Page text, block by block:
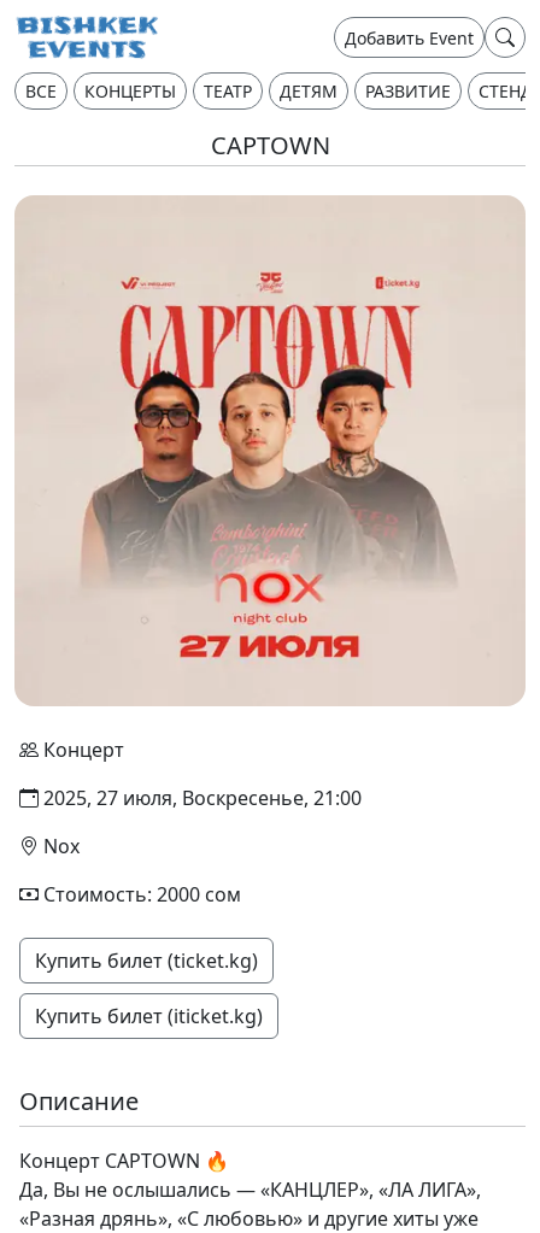
Добавить Event
ВСЕ КОНЦЕРТЫ ТЕАТР ДЕТЯМ РАЗВИТИЕ
CAPTOWN
Концерт
2025, 27 июля, Воскресенье, 21:00
Nox
Стоимость: 2000 сом
Купить билет (ticket.kg)
Купить билет (iticket.kg)
Описание
Концерт CAPTOWN 🔥
Да, Вы не ослышались — «КАНЦЛЕР», «ЛА ЛИГА»,
«Разная дрянь», «С любовью» и другие хиты уже